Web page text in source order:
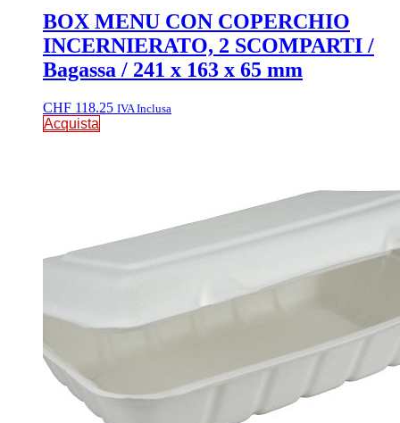
BOX MENU CON COPERCHIO
INCERNIERATO, 2 SCOMPARTI /
Bagassa / 241 x 163 x 65 mm
CHF 118.25 IVA Inclusa
Acquista